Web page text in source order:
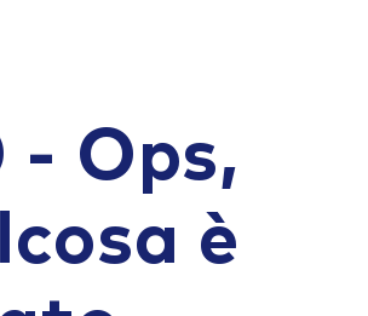
- Ops,
è